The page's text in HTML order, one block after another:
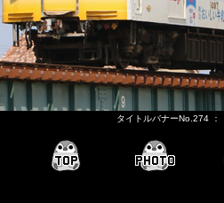
タイトルバナーNo.274